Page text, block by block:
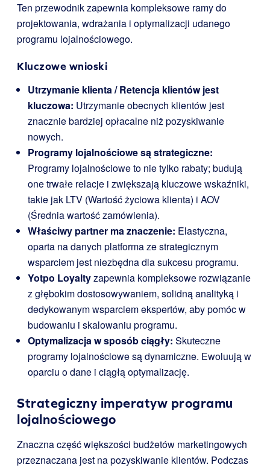
Ten przewodnik zapewnia kompleksowe ramy do
projektowania, wdrażania i optymalizacji udanego
programu lojalnościowego.
Kluczowe wnioski
Utrzymanie klienta / Retencja klientów jest
kluczowa: Utrzymanie obecnych klientów jest
znacznie bardziej opłacalne niż pozyskiwanie
nowych.
Programy lojalnościowe są strategiczne:
Programy lojalnościowe to nie tylko rabaty; budują
one trwałe relacje i zwiększają kluczowe wskaźniki,
takie jak LTV (Wartość życiowa klienta) i AOV
(Średnia wartość zamówienia).
Właściwy partner ma znaczenie: Elastyczna,
oparta na danych platforma ze strategicznym
wsparciem jest niezbędna dla sukcesu programu.
Yotpo Loyaltyzapewnia kompleksowe rozwiązanie
z głębokim dostosowywaniem, solidną analityką i
dedykowanym wsparciem ekspertów, aby pomóc w
budowaniu i skalowaniu programu.
Optymalizacja w sposób ciągły: Skuteczne
programy lojalnościowe są dynamiczne. Ewoluują w
oparciu o dane i ciągłą optymalizację.
Strategiczny imperatyw programu
lojalnościowego
Znaczna część większości budżetów marketingowych
przeznaczana jest na pozyskiwanie klientów. Podczas